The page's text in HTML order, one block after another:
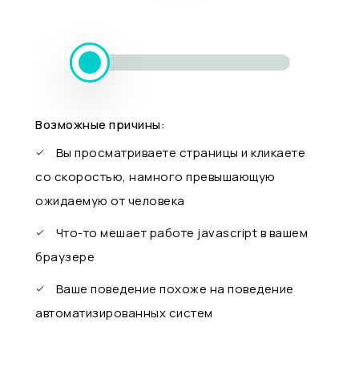
Возможные причины:
Вы просматриваете страницы и кликаете
со скоростью, намного превышающую
ожидаемую от человека
Что-то мешает работе javascript в вашем
браузере
Ваше поведение похоже на поведение
автоматизированных систем